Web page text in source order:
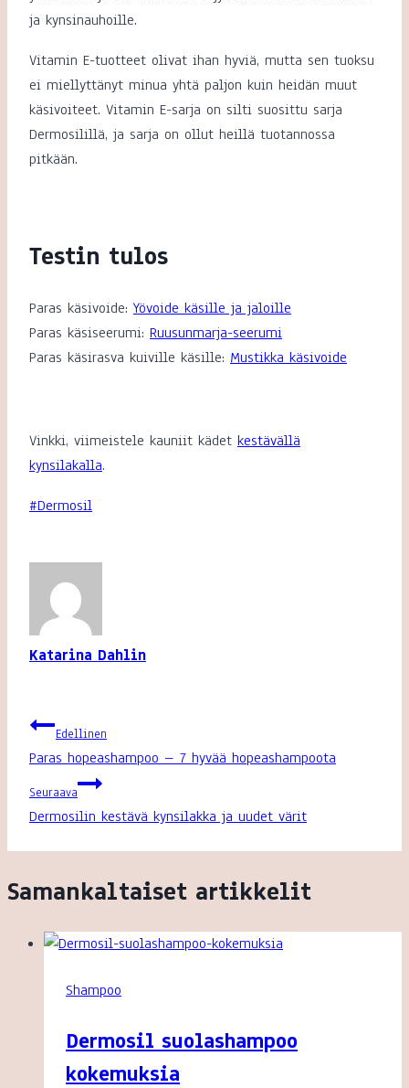
ja kynsinauhoille.
Vitamin E-tuotteet olivat ihan hyviä, mutta sen tuoksu
ei miellyttänyt minua yhtä paljon kuin heidän muut
käsivoiteet. Vitamin E-sarja on silti suosittu sarja
Dermosilillä, ja sarja on ollut heillä tuotannossa
pitkään.
Testin tulos
Paras käsivoide: Yövoide käsille ja jaloille
Paras käsiseerumi: Ruusunmarja-seerumi
Paras käsirasva kuiville käsille: Mustikka käsivoide
Vinkki, viimeistele kauniit kädet kestävällä
kynsilakalla.
Avainsanat:
#Dermosil
Katarina Dahlin
Artikkelien
selaus
Edellinen
Paras hopeashampoo – 7 hyvää hopeashampoota
Seuraava
Dermosilin kestävä kynsilakka ja uudet värit
Samankaltaiset artikkelit
Shampoo
Dermosil suolashampoo
kokemuksia